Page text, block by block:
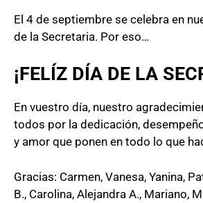
El 4 de septiembre se celebra en
de la Secretaria. Por eso…
¡FELÍZ DÍA DE LA
En vuestro día, nuestro
todos por la dedicación,
y amor que ponen en todo lo que
Gracias: Carmen, Vanesa, Yanina,
B., Carolina, Alejandra A., Mariano,